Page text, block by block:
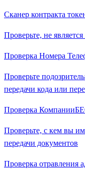
Сканер контракта
Проверьте, не
Проверка Номера
Проверьте
передачи кода или
Проверка Компании
Проверьте, с кем вы
передачи документов
Проверка отравления